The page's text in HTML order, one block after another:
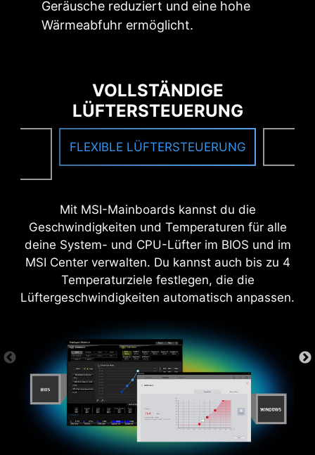
Geräusche reduziert und eine hohe
Wärmeabfuhr ermöglicht.
VOLLSTÄNDIGE
LÜFTERSTEUERUNG
FLEXIBLE LÜFTERSTEUERUNG
Mit MSI-Mainboards kannst du die
Geschwindigkeiten und Temperaturen für alle
deine System- und CPU-Lüfter im BIOS und im
MSI Center verwalten. Du kannst auch bis zu 4
Temperaturziele festlegen, die die
Lüftergeschwindigkeiten automatisch anpassen.
automatisch passende Treiber und
Dienstprogramme und stellt sie zur Verfügung.
*Stelle sicher, dass du mit dem Internet verbunden
bist, da das Treiber-Dienstprogramm sonst nicht